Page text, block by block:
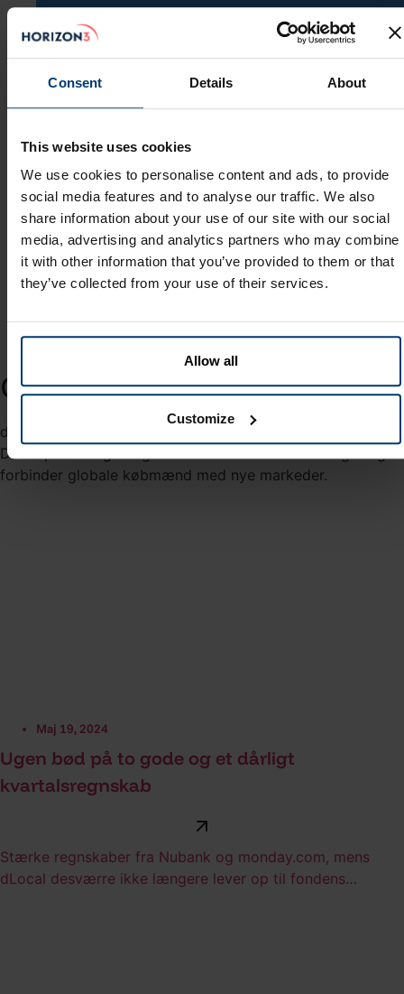
Consent Details About
This website uses cookies
We use cookies to personalise content and ads, to provide
social media features and to analyse our traffic. We also
share information about your use of our site with our social
media, advertising and analytics partners who may combine
it with other information that you’ve provided to them or that
they’ve collected from your use of their services.
Allow all
Customize
Arkiv
dLocal
dLocal er en uruguayansk finansiel teknologivirksomhed.
Deres produkt giver grænseoverskridende betalinger og
forbinder globale købmænd med nye markeder.
Maj 19, 2024
Ugen bød på to gode og et dårligt
kvartalsregnskab
Stærke regnskaber fra Nubank og monday.com, mens
dLocal desværre ikke længere lever op til fondens